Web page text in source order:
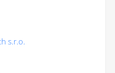
s.r.o.